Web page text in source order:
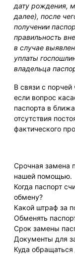
дату рождения,
далее), после
получении
правильность
в случае
уплаты
владельца
В связи с
если вопрос
паспорта в
отсутствия
фактического
Срочная замена
нашей помощью.
Когда паспорт
обмену?
Какой штраф за
Обменять
Срок замены
Документы для
Куда